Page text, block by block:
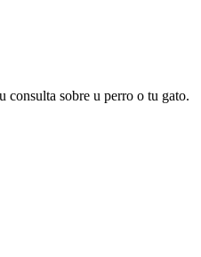
consulta sobre u perro o tu gato.